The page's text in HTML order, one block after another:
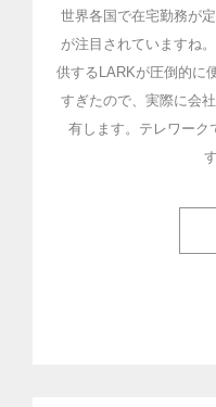
世界各国で在宅勤務が
が注目されていますね
供するLARKが圧倒的に
すぎたので、実際に会
有します。テレワーク